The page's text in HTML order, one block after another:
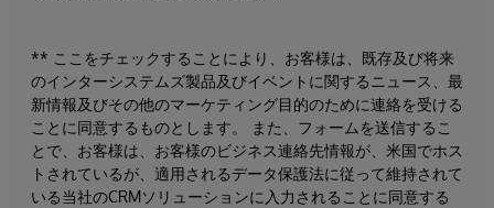
** ここをチェックすることにより、お客様は、既存及び将来
のインターシステムズ製品及びイベントに関するニュース、最
新情報及びその他のマーケティング目的のために連絡を受ける
ことに同意するものとします。 また、フォームを送信するこ
とで、お客様は、お客様のビジネス連絡先情報が、米国でホス
トされているが、適用されるデータ保護法に従って維持されて
いる当社のCRMソリューションに入力されることに同意する